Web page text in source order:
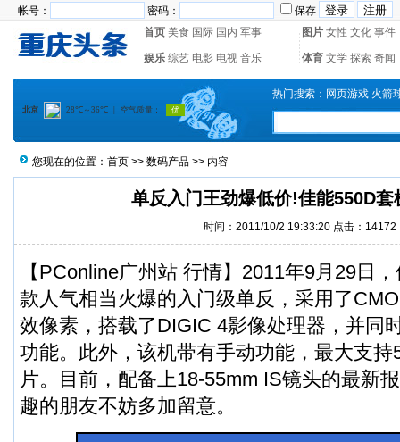
帐号： 密码：
保存
首页 美食 国际 国内 军事 图片 女性 文化 事件
娱乐 综艺 电影 电视 音乐 体育 文学 探索 奇闻
热门搜索： 网页游戏 火箭
您现在的位置： 首页 >> 数码产品 >> 内容
单反入门王劲爆低价!佳能550D套
时间：2011/10/2 19:33:20 点击：14172
【PConline广州站 行情】2011年9月29日
款人气相当火爆的入门级单反，采用了
效像素，搭载了DIGIC 4影像处理器，并同
功能。此外，该机带有手动功能，最大支
片。目前，配备上18-55mm IS镜头的最新
趣的朋友不妨多加留意。